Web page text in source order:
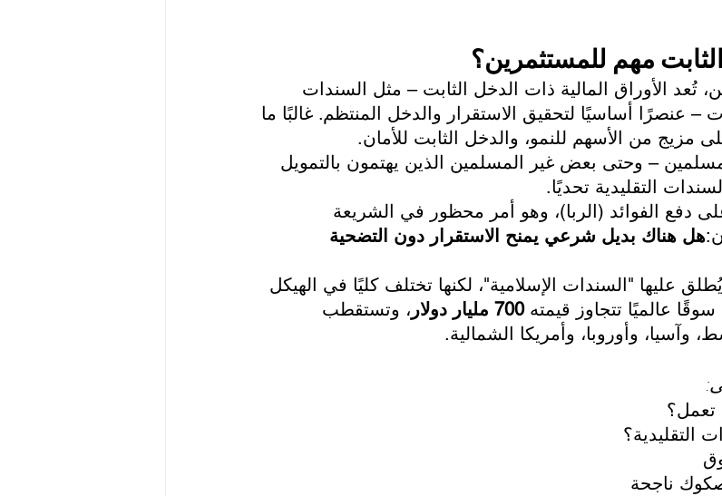
مهم للمستثمرين؟
تُعد الأوراق المالية ذات الدخل الثابت – مثل السندات
عنصرًا أساسيًا لتحقيق الاستقرار والدخل المنتظم. غالبًا ما
مزيج من الأسهم للنمو، والدخل الثابت للأمان.
– وحتى بعض غير المسلمين الذين يهتمون بالتمويل
التقليدية تحديًا.
دفع الفوائد (الربا)، وهو أمر محظور في الشريعة
هل هناك بديل شرعي يمنح الاستقرار دون التضحية
عليها "السندات الإسلامية"، لكنها تختلف كليًا في الهيكل
عالميًا تتجاوز قيمته 700 مليار دولار
، وتستقطب
وأوروبا، وأمريكا الشمالية.
التقليدية؟
صكوك ناجحة